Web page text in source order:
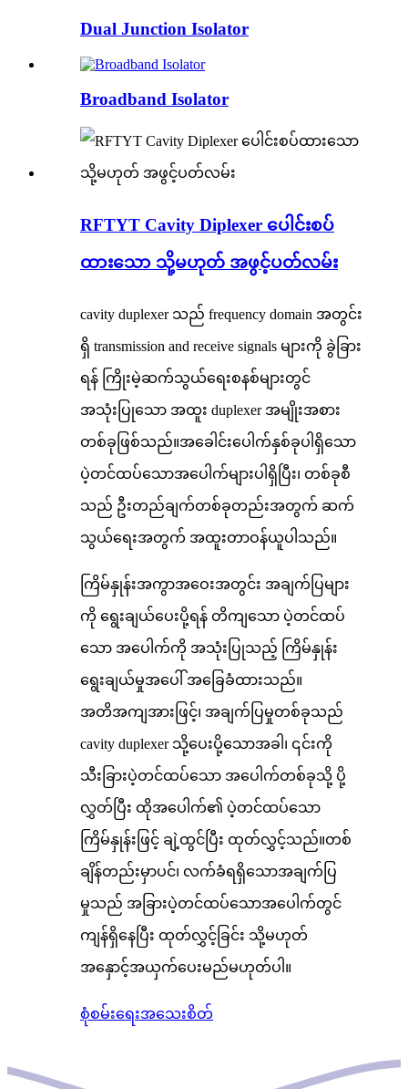
Dual Junction Isolator
Broadband Isolator
RFTYT Cavity Diplexer ပေါင်းစပ်
ထားသော သို့မဟုတ် အဖွင့်ပတ်လမ်း
cavity duplexer သည် frequency domain အတွင်း
ရှိ transmission and receive signals များကို ခွဲခြား
ရန် ကြိုးမဲ့ဆက်သွယ်ရေးစနစ်များတွင်
အသုံးပြုသော အထူး duplexer အမျိုးအစား
တစ်ခုဖြစ်သည်။အခေါင်းပေါက်နှစ်ခုပါရှိသော
ပဲ့တင်ထပ်သောအပေါက်များပါရှိပြီး၊ တစ်ခုစီ
သည် ဦးတည်ချက်တစ်ခုတည်းအတွက် ဆက်
သွယ်ရေးအတွက် အထူးတာဝန်ယူပါသည်။
ကြိမ်နှုန်းအကွာအဝေးအတွင်း အချက်ပြများ
ကို ရွေးချယ်ပေးပို့ရန် တိကျသော ပဲ့တင်ထပ်
သော အပေါက်ကို အသုံးပြုသည့် ကြိမ်နှုန်း
ရွေးချယ်မှုအပေါ် အခြေခံထားသည်။
အတိအကျအားဖြင့်၊ အချက်ပြမှုတစ်ခုသည်
cavity duplexer သို့ပေးပို့သောအခါ၊ ၎င်းကို
သီးခြားပဲ့တင်ထပ်သော အပေါက်တစ်ခုသို့ ပို့
လွှတ်ပြီး ထိုအပေါက်၏ ပဲ့တင်ထပ်သော
ကြိမ်နှုန်းဖြင့် ချဲ့ထွင်ပြီး ထုတ်လွှင့်သည်။တစ်
ချိန်တည်းမှာပင်၊ လက်ခံရရှိသောအချက်ပြ
မှုသည် အခြားပဲ့တင်ထပ်သောအပေါက်တွင်
ကျန်ရှိနေပြီး ထုတ်လွှင့်ခြင်း သို့မဟုတ်
အနှောင့်အယှက်ပေးမည်မဟုတ်ပါ။
စုံစမ်းရေးအသေးစိတ်